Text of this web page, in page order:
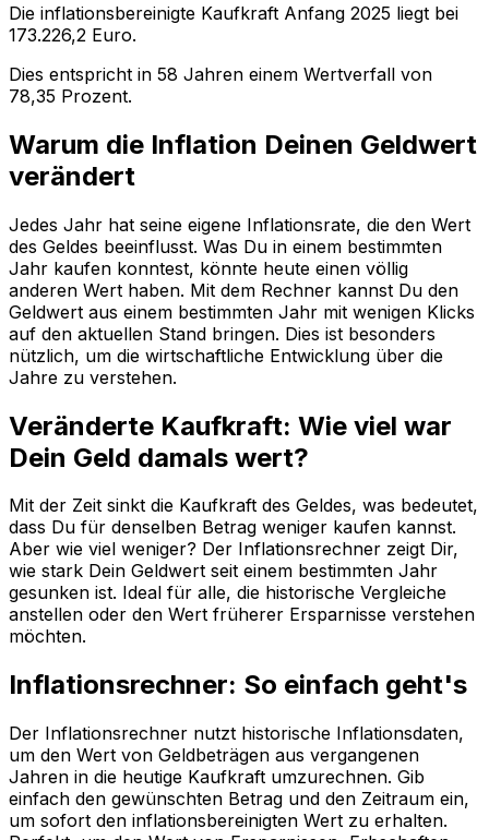
Die inflationsbereinigte Kaufkraft Anfang 2025 liegt bei
173.226,2 Euro.
Dies entspricht in 58 Jahren einem Wertverfall von
78,35 Prozent.
Warum die Inflation Deinen Geldwert
verändert
Jedes Jahr hat seine eigene Inflationsrate, die den Wert
des Geldes beeinflusst. Was Du in einem bestimmten
Jahr kaufen konntest, könnte heute einen völlig
anderen Wert haben. Mit dem Rechner kannst Du den
Geldwert aus einem bestimmten Jahr mit wenigen Klicks
auf den aktuellen Stand bringen. Dies ist besonders
nützlich, um die wirtschaftliche Entwicklung über die
Jahre zu verstehen.
Veränderte Kaufkraft: Wie viel war
Dein Geld damals wert?
Mit der Zeit sinkt die Kaufkraft des Geldes, was bedeutet,
dass Du für denselben Betrag weniger kaufen kannst.
Aber wie viel weniger? Der Inflationsrechner zeigt Dir,
wie stark Dein Geldwert seit einem bestimmten Jahr
gesunken ist. Ideal für alle, die historische Vergleiche
anstellen oder den Wert früherer Ersparnisse verstehen
möchten.
Inflationsrechner: So einfach geht's
Der Inflationsrechner nutzt historische Inflationsdaten,
um den Wert von Geldbeträgen aus vergangenen
Jahren in die heutige Kaufkraft umzurechnen. Gib
einfach den gewünschten Betrag und den Zeitraum ein,
um sofort den inflationsbereinigten Wert zu erhalten.